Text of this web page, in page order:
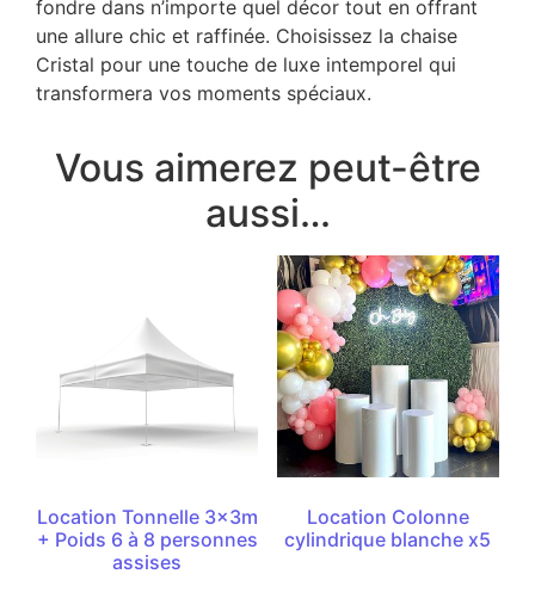
fondre dans n’importe quel décor tout en offrant
une allure chic et raffinée. Choisissez la chaise
Cristal pour une touche de luxe intemporel qui
transformera vos moments spéciaux.
Vous aimerez peut-être
aussi…
Location Tonnelle 3x3m
+ Poids 6 à 8 personnes
assises
Location Colonne
cylindrique blanche x5